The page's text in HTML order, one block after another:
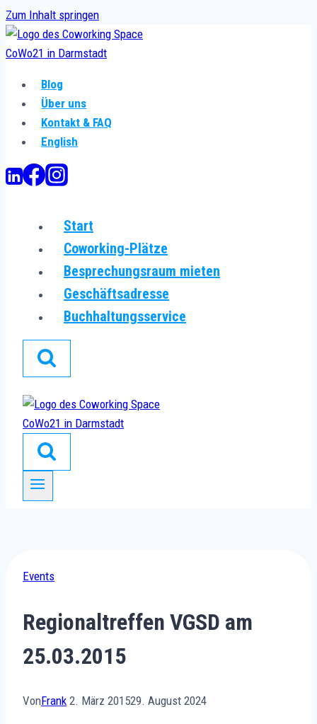
Zum Inhalt springen
Blog
Über uns
Kontakt & FAQ
English
Start
Coworking-Plätze
Besprechungsraum mieten
Geschäftsadresse
Buchhaltungsservice
Events
Regionaltreffen VGSD am
25.03.2015
VonFrank 2. März 201529. August 2024